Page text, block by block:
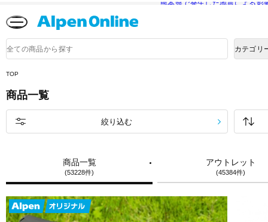
熊本県で発生した地震による影
品
検
カテゴリ
TOP
商品一覧
商品一覧
(53228件)
アウトレット
(45384件)
絞り込む